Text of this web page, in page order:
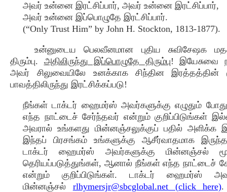
அவர் உன்னை இரட்சிப்பார், அவர் உன்னை இரட்சிப்பார்,
அவர் உன்னை இப்பொழுதே இரட்சிப்பார்.
(“Only Trust Him” by John H. Stockton, 1813-1877).
உன்னுடைய பெலவீனமான புதிய சுவிசேஷக
திரும்பு. அதிலிருந்து இப்பொழுதே திரும்பு! இயேசுவை
அவர் சிலுவையிலே உனக்காக சிந்தின இரத்தத்தின்
பாவத்திலிருந்து இரட்சிக்கப்படு!
நீங்கள் டாக்டர் ஹைமர்ஸ் அவர்களுக்கு எழுதும்
எந்த நாட்டைச் சேர்ந்தவர் என்றும் குறிப்பிடுங்கள்
அவரால் உங்களது மின்னஞ்சலுக்குப் பதில் அளிக்க
இந்தப் பிரசங்கம் உங்களுக்கு ஆசீர்வாதமாக
டாக்டர் ஹைமர்ஸ் அவர்களுக்கு மின்னஞ்சல்
தெரியப்படுத்துங்கள், ஆனால் நீங்கள் எந்த நாட்டைச்
என்றும் குறிப்பிடுங்கள். டாக்டர் ஹைமர்ஸ்
மின்னஞ்சல் rlhymersjr@sbcglobal.net (click here).